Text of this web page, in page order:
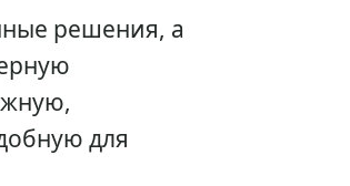
решения, а
для